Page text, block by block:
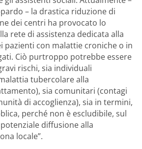
– la drastica riduzione di
dei centri ha provocato lo
rete di assistenza dedicata alla
pazienti con malattie croniche o in
Ciò purtroppo potrebbe essere
rischi, sia individuali
tubercolare alla
sia comunitari (contagi
di accoglienza), sia in termini,
perché non è escludibile, sul
diffusione alla
locale”.